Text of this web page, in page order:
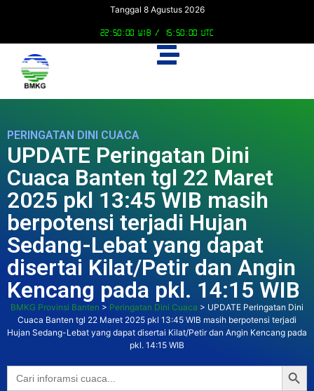
Tanggal 8 Agustus 2026
22:50:01 WIB / 15:50:01 UTC
PERINGATAN DINI CUACA
UPDATE Peringatan Dini
Cuaca Banten tgl 22 Maret
2025 pkl 13:45 WIB masih
berpotensi terjadi Hujan
Sedang-Lebat yang dapat
disertai Kilat/Petir dan Angin
Kencang pada pkl. 14:15 WIB
BMKG Provinsi Banten > Peringatan Dini Cuaca > UPDATE Peringatan Dini
Cuaca Banten tgl 22 Maret 2025 pkl 13:45 WIB masih berpotensi terjadi
Hujan Sedang-Lebat yang dapat disertai Kilat/Petir dan Angin Kencang pada
pkl. 14:15 WIB
Search
for: